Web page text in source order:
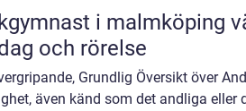
i malmköping vägen tillbaka till
och rörelse
Grundlig Översikt över
även känd som det andliga eller